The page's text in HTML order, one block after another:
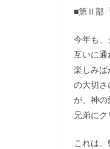
■第Ⅱ部
今年も
互いに
楽しみ
の大切
が、神
兄弟に
これは